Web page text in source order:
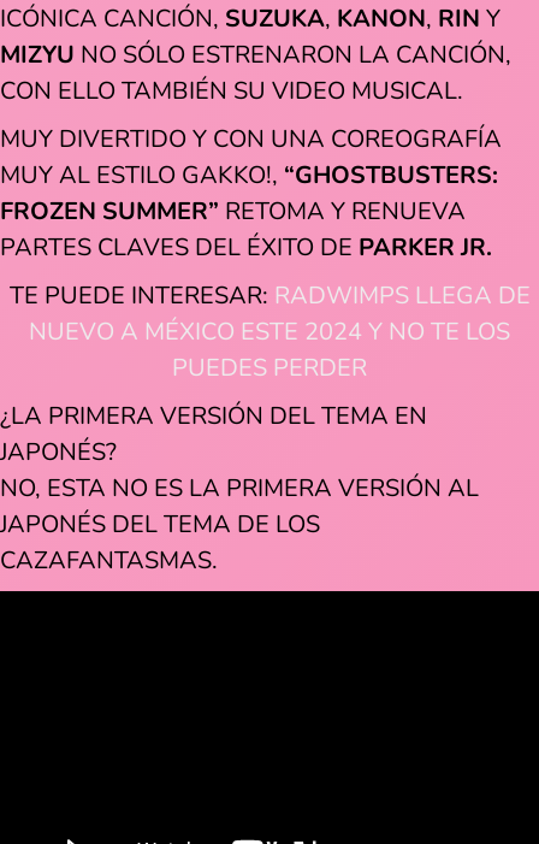
ICÓNICA CANCIÓN, SUZUKA, KANON, RIN Y
MIZYU NO SÓLO ESTRENARON LA CANCIÓN,
CON ELLO TAMBIÉN SU VIDEO MUSICAL.
MUY DIVERTIDO Y CON UNA COREOGRAFÍA
MUY AL ESTILO GAKKO!, “GHOSTBUSTERS:
FROZEN SUMMER” RETOMA Y RENUEVA
PARTES CLAVES DEL ÉXITO DE PARKER JR.
TE PUEDE INTERESAR: RADWIMPS LLEGA DE
NUEVO A MÉXICO ESTE 2024 Y NO TE LOS
PUEDES PERDER
¿LA PRIMERA VERSIÓN DEL TEMA EN
JAPONÉS?
NO, ESTA NO ES LA PRIMERA VERSIÓN AL
JAPONÉS DEL TEMA DE LOS
CAZAFANTASMAS.